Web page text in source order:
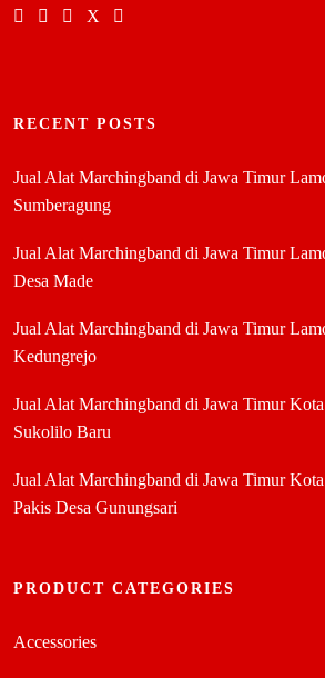
RECENT POSTS
Jual Alat Marchingband di Jawa Timur
Sumberagung
Jual Alat Marchingband di Jawa Timur
Desa Made
Jual Alat Marchingband di Jawa Timur
Kedungrejo
Jual Alat Marchingband di Jawa Timur
Sukolilo Baru
Jual Alat Marchingband di Jawa Timur
Pakis Desa Gunungsari
PRODUCT CATEGORIES
Accessories